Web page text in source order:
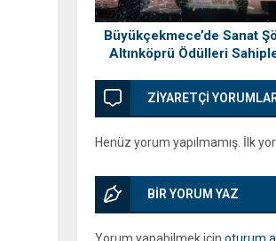
Büyükçekmece’de Sanat
Altınköprü Ödülleri
ZİYARETÇİ
Henüz yorum yapılmamış. İlk
BİR YORUM YAZ
Yorum yapabilmek için oturum